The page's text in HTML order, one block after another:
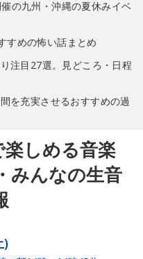
の九州・沖縄の夏休みイベ
すめの怖い話まとめ
注目27選。見どころ・日程
を充実させるおすすめの過
しめる音楽
んなの生音
)